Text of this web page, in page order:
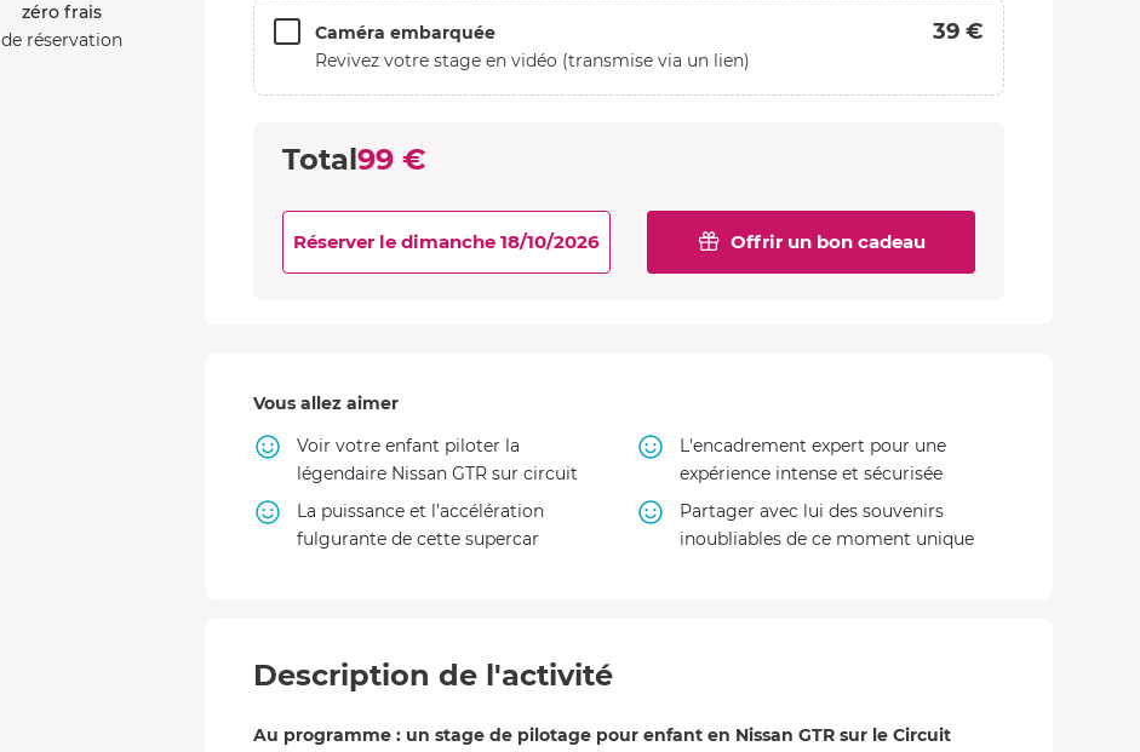
Caméra embarquée
Revivez votre stage en vidéo (transmise via un lien)
39 €
Total99 €
Offrir un bon cadeau
Réserver le dimanche 18/10/2026
Vous allez aimer
Voir votre enfant piloter la
légendaire Nissan GTR sur circuit
L'encadrement expert pour une
expérience intense et sécurisée
La puissance et l’accélération
fulgurante de cette supercar
Partager avec lui des souvenirs
inoubliables de ce moment unique
Description de l'activité
Au programme : un stage de pilotage pour enfant en Nissan GTR sur le Circuit
zéro frais
de réservation